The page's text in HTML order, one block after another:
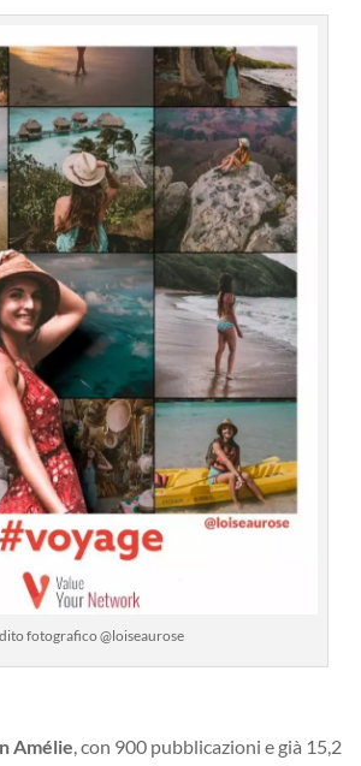
fotografico @loiseaurose
Amélie, con 900 pubblicazioni e già 15,2